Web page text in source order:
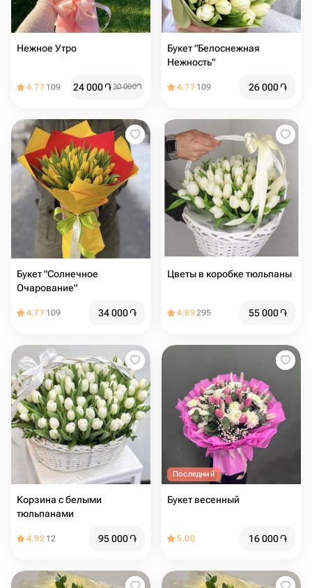
Нежное Утро
4.77 109 24 000֏30 000֏
Букет "Белоснежная
Нежность"
4.77 109 26 000֏
Букет "Солнечное
Очарование"
4.77 109 34 000֏
Цветы в коробке тюльпаны
4.89295 55 000֏
Корзина с белыми
тюльпанами
4.92 12 95 000֏
Последний
Букет весенный
5.00 16 000֏